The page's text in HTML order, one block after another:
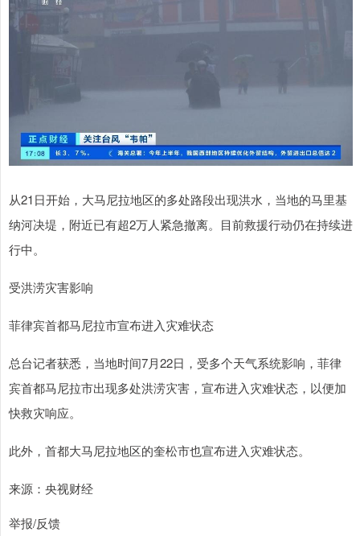
从21日开始，大马尼拉地区的多处路段出现洪水，当地的马里基
纳河决堤，附近已有超2万人紧急撤离。目前救援行动仍在持续进
行中。
受洪涝灾害影响
菲律宾首都马尼拉市宣布进入灾难状态
总台记者获悉，当地时间7月22日，受多个天气系统影响，菲律
宾首都马尼拉市出现多处洪涝灾害，宣布进入灾难状态，以便加
快救灾响应。
此外，首都大马尼拉地区的奎松市也宣布进入灾难状态。
来源：央视财经
举报/反馈